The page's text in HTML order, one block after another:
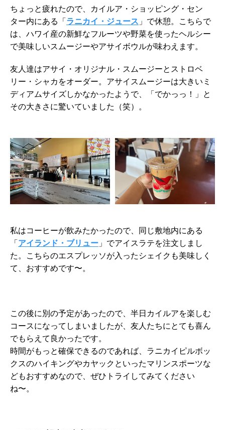
ちょっと疲れたので、カイルア・ショッピング・セン
ター内にある「ラニカイ・ジュース 」で休憩。こちらで
は、ハワイ産の新鮮なフルーツや野菜を使ったヘルシー
で美味しいスムージーやアサイボウルが味わえます。
友人達はアサイ・オリジナル・スムージーとストロベ
リー・シャカをオーダー。アサイスムージーは大きいミ
ディアムサイズしかなかったようで、「でかっっ！」と
その大きさに驚いていました（笑）。
私はコーヒーが飲みたかったので、同じ敷地内にある
「 アイランド・ブリュー 」でアイスラテを注文しまし
た。こちらのエスプレッソが入ったシェイクも美味しく
て、おすすめです〜。
この後に別の予定があったので、半日カイルアを楽しむ
コースになってしまいましたが、友人たちにとても喜ん
でもらえて良かったです。
時間がもっと確保できるのであれば、ラニカイピルボッ
クスのハイキングやカヤックといったマリンスポーツな
どもおすすめなので、ぜひトライしてみてください
ね〜。